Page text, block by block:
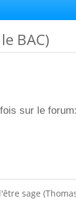
BAC)
sur le
sage